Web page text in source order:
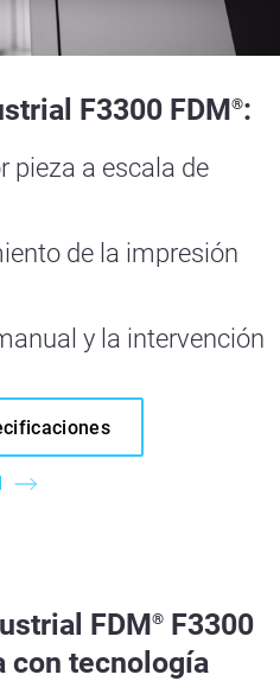
F3300 FDM®:
pieza a escala de
de la impresión
y la intervención
FDM® F3300
con tecnología